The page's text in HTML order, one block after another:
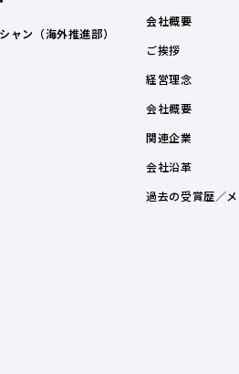
ャン（海外推進部）
会社概要
ご挨拶
経営理念
会社概要
関連企業
会社沿革
過去の受賞歴／